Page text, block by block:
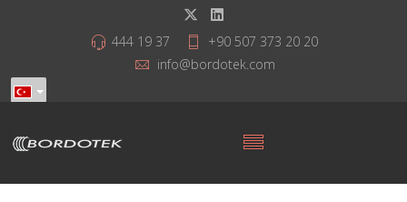
444 19 37
+90 507 373 20 20
info@bordotek.com